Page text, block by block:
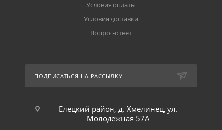
Условия оплаты
Условия доставки
Вопрос-ответ
ПОДПИСАТЬСЯ НА РАССЫЛКУ
Елецкий район, д. Хмелинец, ул.
Молодежная 57А